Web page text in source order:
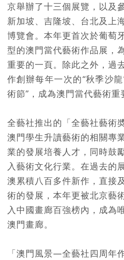
京舉辦了十三個展覽，以及
新加坡、吉隆坡、台北及上
博覽會。本年更首次於葡萄
型的澳門當代藝術作品展，
重要的一頁。除此之外，過
作創辦每年一次的“秋季沙
術節”，成為澳門當代藝術重
全藝社推出的「全藝社藝術
澳門學生升讀藝術的相關專
業的發展培養人才，同時鼓
入藝術文化行業。在過去的
澳累積八百多件新作，直接
術的發展，本年更被北京藝
入中國畫廊百強榜內，成為
澳門畫廊。
「澳門風景—全藝社四周年